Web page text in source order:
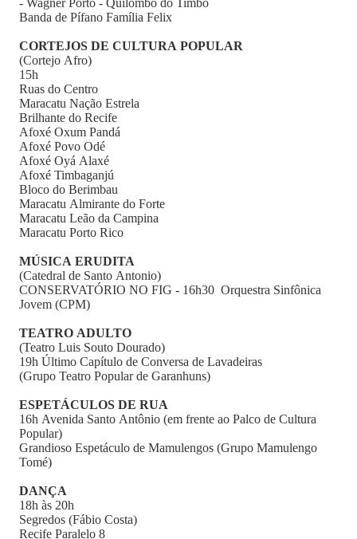
- Wagner Porto - Quilombo do Timbó
Banda de Pífano Família Felix
CORTEJOS DE CULTURA POPULAR
(Cortejo Afro)
15h
Ruas do Centro
Maracatu Nação Estrela
Brilhante do Recife
Afoxé Oxum Pandá
Afoxé Povo Odé
Afoxé Oyá Alaxé
Afoxé Timbaganjú
Bloco do Berimbau
Maracatu Almirante do Forte
Maracatu Leão da Campina
Maracatu Porto Rico
MÚSICA ERUDITA
(Catedral de Santo Antonio)
CONSERVATÓRIO NO FIG - 16h30 Orquestra Sinfônica
Jovem (CPM)
TEATRO ADULTO
(Teatro Luis Souto Dourado)
19h Último Capítulo de Conversa de Lavadeiras
(Grupo Teatro Popular de Garanhuns)
ESPETÁCULOS DE RUA
16h Avenida Santo Antônio (em frente ao Palco de Cultura
Popular)
Grandioso Espetáculo de Mamulengos (Grupo Mamulengo
Tomé)
DANÇA
18h às 20h
Segredos (Fábio Costa)
Recife Paralelo 8